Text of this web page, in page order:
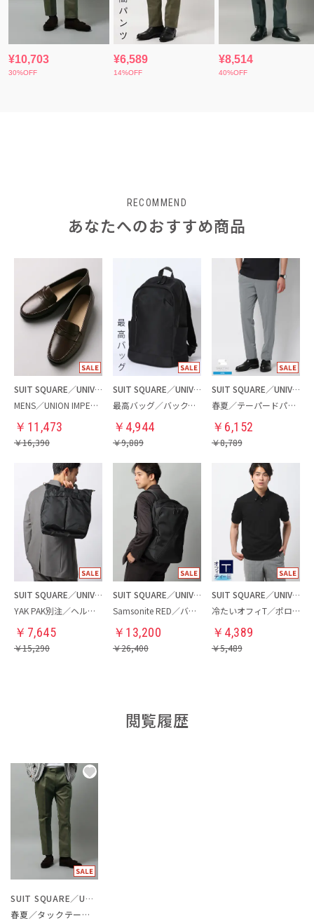
RECOMMEND
あなたへのおすすめ商品
SUIT SQUARE／UNIVERSAL LANGUAGE
MENS／UNION IMPERIAL監修／コインローファー
￥ 11,473
￥16,390
SUIT SQUARE／UNIVERSAL LANGUAGE
最高バッグ／バックパック
￥ 4,944
￥9,889
SUIT SQUARE／UNIVERSAL LANGUAGE
春夏／テーパードパンツ
￥ 6,152
￥8,789
SUIT SQUARE／UNIVERSAL LANGUAGE
YAK PAK別注／ヘルメットバッグ
￥ 7,645
￥15,290
SUIT SQUARE／UNIVERSAL LANGUAGE
Samsonite RED／バックパック
￥ 13,200
￥26,400
SUIT SQUARE／UNIVERSAL LANGUAGE
冷たいオフィT／ポロシャツ
￥ 4,389
￥5,489
閲覧履歴
SUIT SQUARE／UNIVERSAL LANGUAGE
春夏／タックテーパードパンツ